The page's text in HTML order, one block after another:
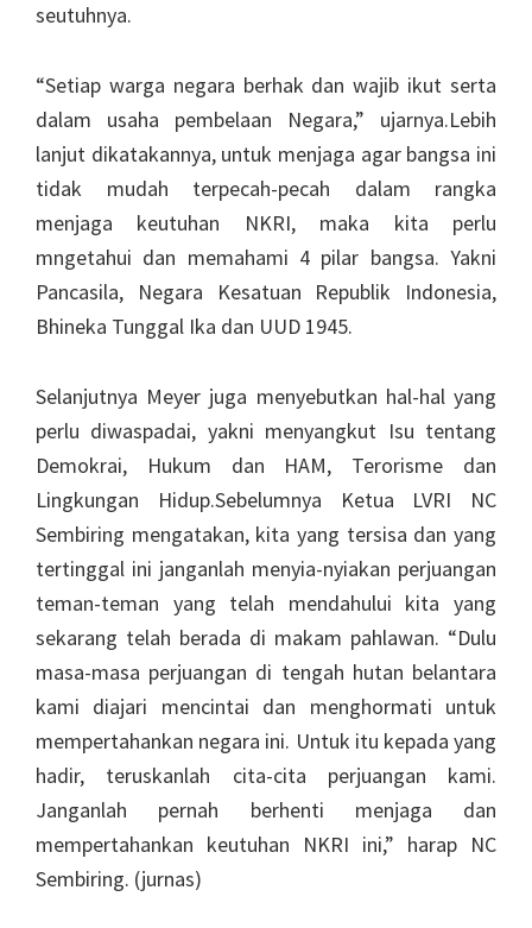
seutuhnya.
“Setiap warga negara ber­hak dan wajib ikut serta
da­lam usaha pembelaan Nega­ra,” ujarnya.Lebih
lanjut dikatakannya, untuk menjaga agar bangsa ini
tidak mudah terpecah-pecah dalam rangka
menjaga keutuhan NKRI, maka kita perlu
mngetahui dan memahami 4 pilar bangsa. Yakni
Pancasila, Negara Kesatuan Re­publik Indonesia,
Bhineka Tunggal Ika dan UUD 1945.
Selanjutnya Meyer juga menyebutkan hal-hal yang
per­lu diwaspadai, yakni me­nyangkut Isu tentang
Demokrai, Hukum dan HAM, Tero­risme dan
Lingkungan Hi­dup.Sebelumnya Ketua LVRI NC
Sembiring mengatakan, kita yang tersisa dan yang
ter­tinggal ini janganlah menyia-nyiakan perjuangan
teman-teman yang telah mendahului kita yang
sekarang telah berada di makam pahlawan. “Dulu
masa-masa perjuangan di tengah hutan belantara
kami diajari mencintai dan menghormati untuk
mempertahankan negara ini. Untuk itu kepada yang
hadir, teruskanlah cita-cita perjuangan kami.
Janganlah pernah berhenti menjaga dan
mempertahan­kan keutuhan NKRI ini,” harap NC
Sembiring. (jurnas)